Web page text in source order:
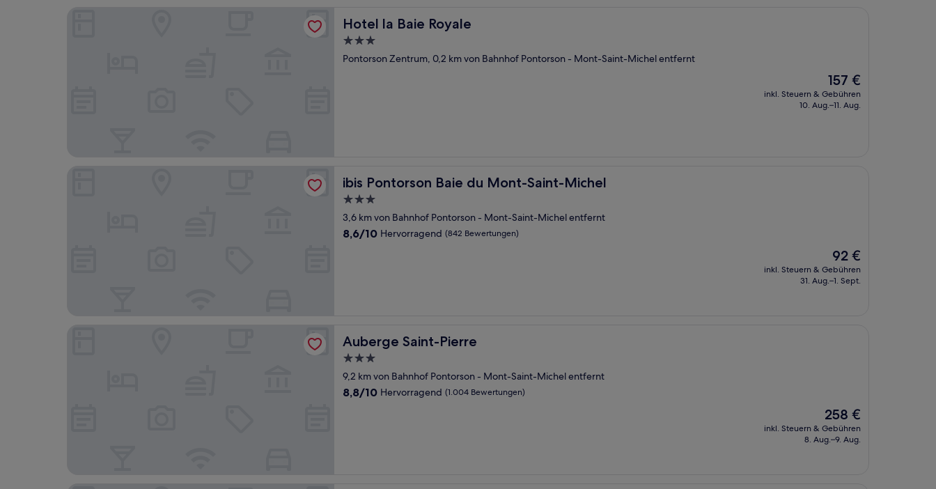
Hotel la Baie Royale
Hotel la Baie Royale
3.0-
Sterne-
Pontorson Zentrum, 0,2 km von Bahnhof Pontorson - Mont-Saint-Michel entfernt
Der
Preis
beträgt
157 €
inkl. Steuern & Gebühren
10. Aug.–11. Aug.
ibis Pontorson Baie du Mont-Saint-Michel
ibis Pontorson Baie du Mont-Saint-Michel
3.0-
Sterne-
Unterkunft
3,6 km von Bahnhof Pontorson - Mont-Saint-Michel entfernt
8.6
8,6/10 Hervorragend (842 Bewertungen)
Der
Preis
beträgt
92 €
inkl. Steuern & Gebühren
31. Aug.–1. Sept.
Auberge Saint-Pierre
Auberge Saint-Pierre
3.0-
Sterne-
Unterkunft
9,2 km von Bahnhof Pontorson - Mont-Saint-Michel entfernt
8.8
8,8/10 Hervorragend (1.004 Bewertungen)
Der
Preis
beträgt
258 €
inkl. Steuern & Gebühren
8. Aug.–9. Aug.